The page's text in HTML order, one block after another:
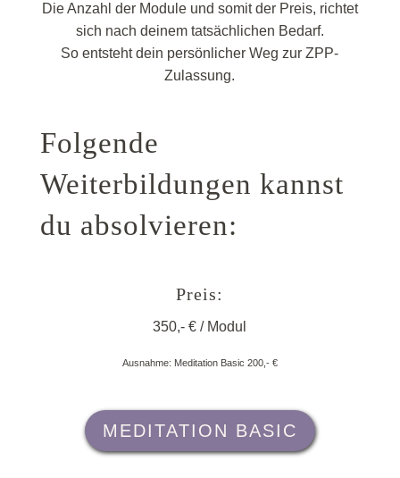
Die Anzahl der Module und somit der Preis, richtet
sich nach deinem tatsächlichen Bedarf.
So entsteht dein persönlicher Weg zur ZPP-
Zulassung.
Folgende
Weiterbildungen kannst
du absolvieren:
Preis:
350,- € / Modul
Ausnahme: Meditation Basic 200,- €
MEDITATION BASIC